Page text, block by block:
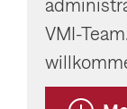
VMI-